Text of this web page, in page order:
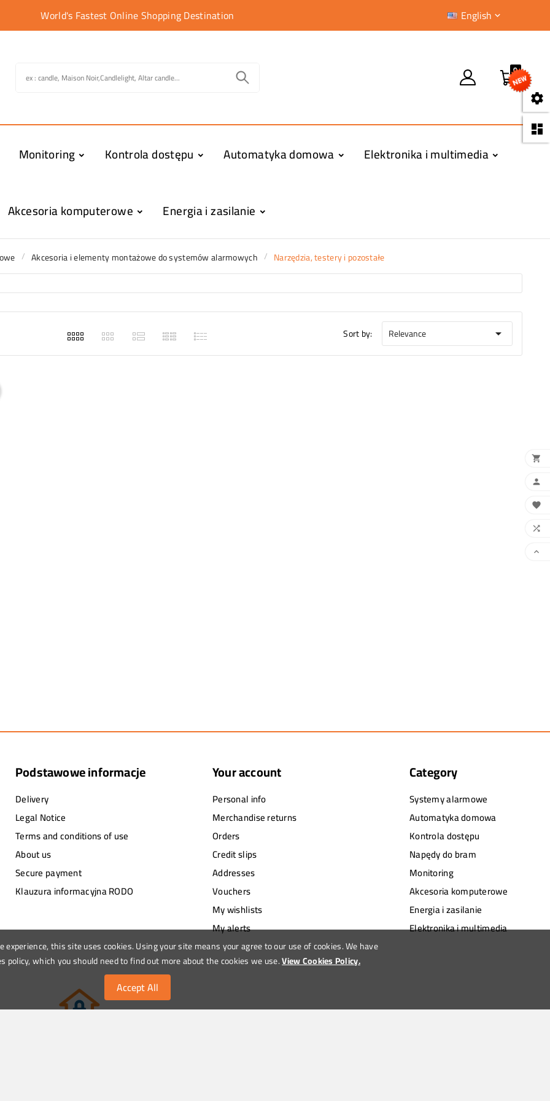


experience, this site uses cookies. Using your site means your agree to our use of cookies. We have
policy, which you should need to find out more about the cookies we use.View Cookies Policy.
Accept All
World's Fastest Online Shopping Destination English 
0
Monitoring Kontrola dostępu Automatyka domowa Elektronika i multimedia
Akcesoria komputerowe Energia i zasilanie
Akcesoria i elementy montażowe do systemów alarmowych Narzędzia, testery i pozostałe
Sort by: Relevance 
Podstawowe informacje
Delivery
Legal Notice
Terms and conditions of use
About us
Secure payment
Klauzura informacyjna RODO
Your account
Personal info
Merchandise returns
Orders
Credit slips
Addresses
Vouchers
My wishlists
My alerts
Category
Systemy alarmowe
Automatyka domowa
Kontrola dostępu
Napędy do bram
Monitoring
Akcesoria komputerowe
Energia i zasilanie
Elektronika i multimedia




